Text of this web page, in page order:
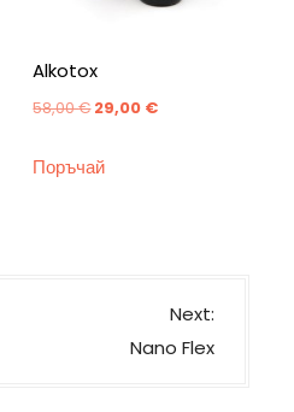
Alkotox
58,00€ Original
was:
29,00 €Текущата
Поръчай
Next:
Nano Flex